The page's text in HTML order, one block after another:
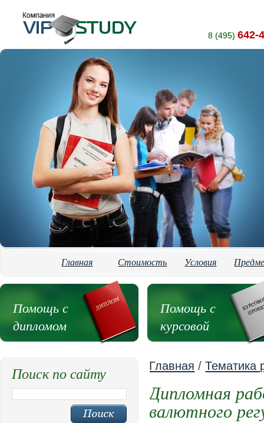
8 (495) 642-
Главная Стоимость Условия
Помощь с
дипломом
Помощь с
курсовой
Главная /Тематика
Дипломная
валютного
Поиск по сайту